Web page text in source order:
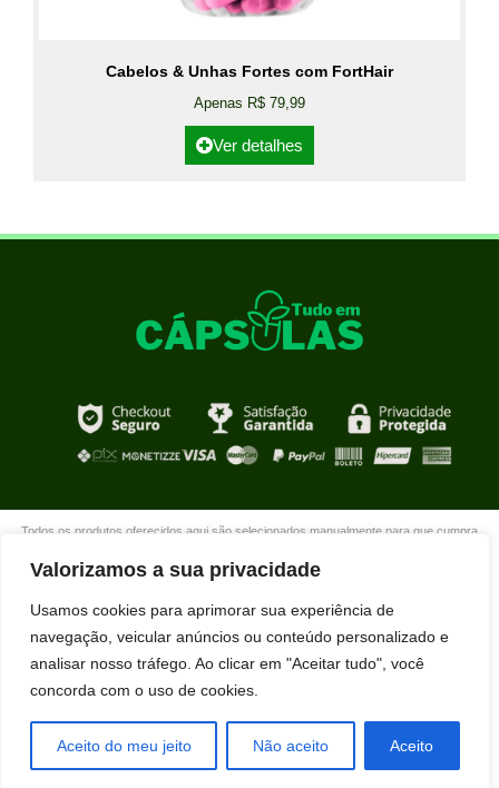
Valorizamos a sua privacidade
Usamos cookies para aprimorar sua experiência de
navegação, veicular anúncios ou conteúdo personalizado e
analisar nosso tráfego. Ao clicar em "Aceitar tudo", você
concorda com o uso de cookies.
Aceito do meu jeito Não aceito Aceito
Cabelos & Unhas Fortes com FortHair
Apenas R$ 79,99
Ver detalhes
Todos os produtos oferecidos aqui são selecionados manualmente para que cumpra
extraordinários para você que está realmente comprometido com sua mudança. Boas